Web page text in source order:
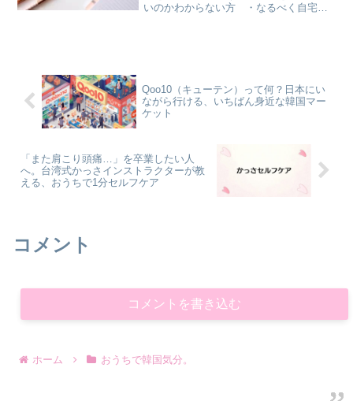
いのかわからない方 ・なるべく自宅で
Qoo10（キューテン）って何？日本にい
ながら行ける、いちばん身近な韓国マー
ケット
「また肩こり頭痛…」を卒業したい人
へ。台湾式かっさインストラクターが教
える、おうちで1分セルフケア
コメント
コメントを書き込む
ホーム おうちで韓国気分。